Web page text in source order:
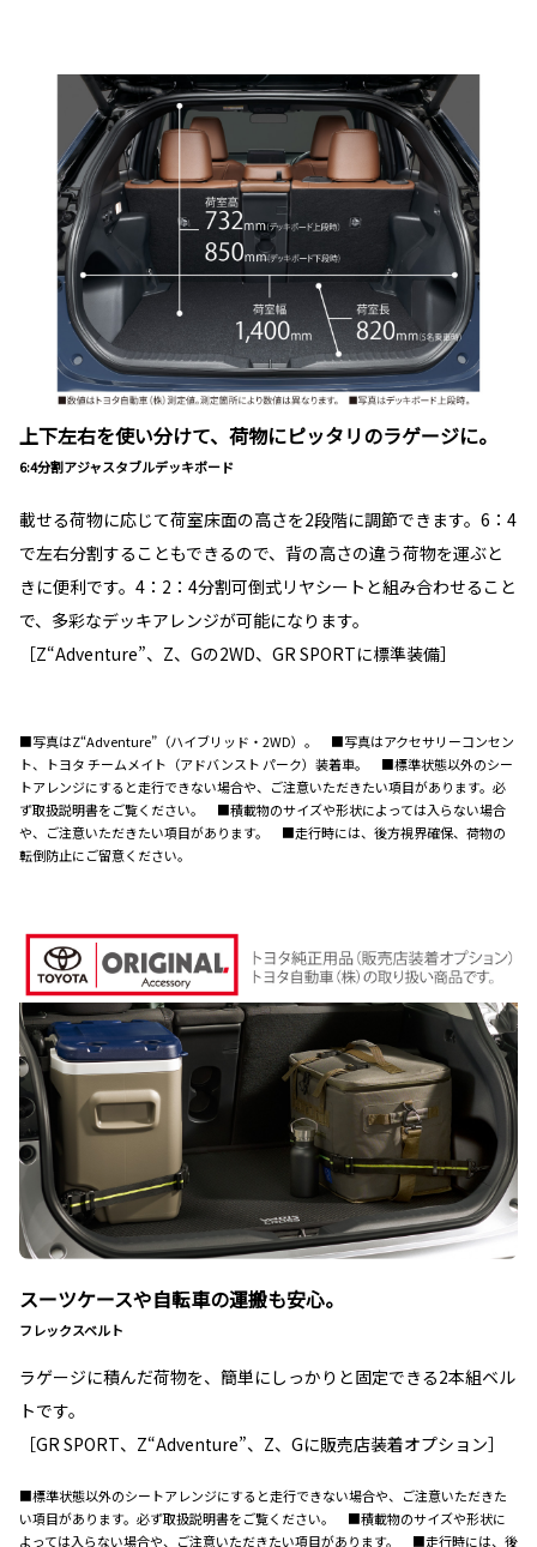
上下左右を使い分けて、荷物にピッタリのラゲージに。
6:4分割アジャスタブルデッキボード
載せる荷物に応じて荷室床面の高さを2段階に調節できます。6：4
で左右分割することもできるので、背の高さの違う荷物を運ぶと
きに便利です。4：2：4分割可倒式リヤシートと組み合わせること
で、多彩なデッキアレンジが可能になります。
［Z“Adventure”、Z、Gの2WD、GR SPORTに標準装備］
■写真はZ“Adventure”（ハイブリッド・2WD）。 ■写真はアクセサリーコンセン
ト、トヨタ チームメイト（アドバンスト パーク）装着車。 ■標準状態以外のシー
トアレンジにすると走行できない場合や、ご注意いただきたい項目があります。必
ず取扱説明書をご覧ください。 ■積載物のサイズや形状によっては入らない場合
や、ご注意いただきたい項目があります。 ■走行時には、後方視界確保、荷物の
転倒防止にご留意ください。
スーツケースや自転車の運搬も安心。
フレックスベルト
ラゲージに積んだ荷物を、簡単にしっかりと固定できる2本組ベル
トです。
［GR SPORT、Z“Adventure”、Z、Gに販売店装着オプション］
■標準状態以外のシートアレンジにすると走行できない場合や、ご注意いただきた
い項目があります。必ず取扱説明書をご覧ください。 ■積載物のサイズや形状に
よっては入らない場合や、ご注意いただきたい項目があります。 ■走行時には、後